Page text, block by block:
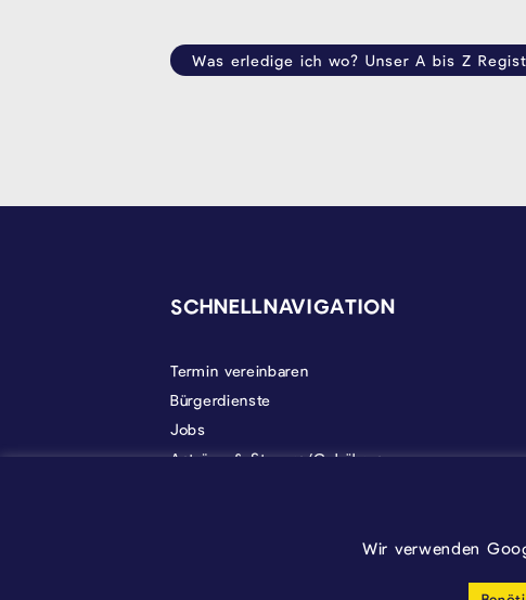
Was erledige ich wo? Unser A bis Z
SCHNELLNAVIGATION
Termin vereinbaren
Bürgerdienste
Jobs
Anträge & Steuern/Gebühren
Wir verwenden